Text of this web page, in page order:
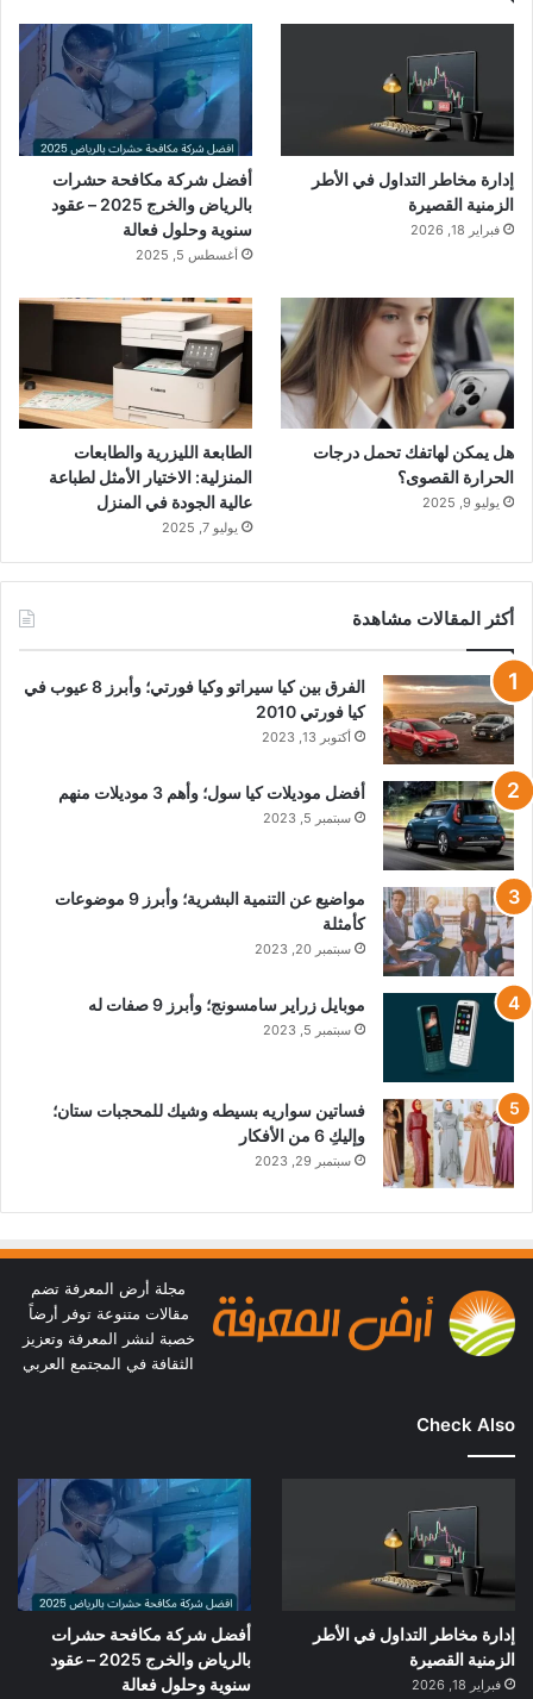
إدارة مخاطر التداول في الأطر
الزمنية القصيرة
فبراير 18, 2026
أفضل شركة مكافحة حشرات
بالرياض والخرج 2025 – عقود
سنوية وحلول فعالة
أغسطس 5, 2025
هل يمكن لهاتفك تحمل درجات
الحرارة القصوى؟
يوليو 9, 2025
الطابعة الليزرية والطابعات
المنزلية: الاختيار الأمثل لطباعة
عالية الجودة في المنزل
يوليو 7, 2025
أكثر المقالات مشاهدة
الفرق بين كيا سيراتو وكيا فورتي؛ وأبرز 8 عيوب في
كيا فورتي 2010
أكتوبر 13, 2023
أفضل موديلات كيا سول؛ وأهم 3 موديلات منهم
سبتمبر 5, 2023
مواضيع عن التنمية البشرية؛ وأبرز 9 موضوعات
كأمثلة
سبتمبر 20, 2023
موبايل زراير سامسونج؛ وأبرز 9 صفات له
سبتمبر 5, 2023
فساتين سواريه بسيطه وشيك للمحجبات ستان؛
وإليكِ 6 من الأفكار
سبتمبر 29, 2023
مجلة أرض المعرفة تضم
مقالات متنوعة توفر أرضاً
خصبة لنشر المعرفة وتعزيز
الثقافة في المجتمع العربي
Check Also
إدارة مخاطر التداول في الأطر
الزمنية القصيرة
فبراير 18, 2026
أفضل شركة مكافحة حشرات
بالرياض والخرج 2025 – عقود
سنوية وحلول فعالة